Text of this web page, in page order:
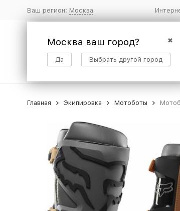
Ваш регион: Москва
✖
Москва ваш город?
Да Выбрать другой город
Главная Экипировка Мотоботы